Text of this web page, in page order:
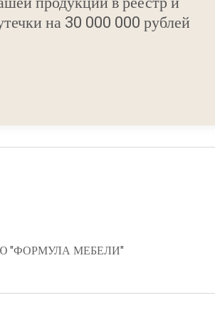
на 30 000 000 рублей
"ФОРМУЛА МЕБЕЛИ"